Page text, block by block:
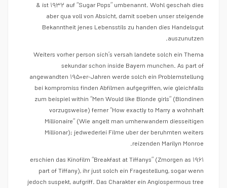
& ist ۱۹۳۲ auf “Sugar Pops” umbenannt. Wohl geschah dies
aber qua voll von Absicht, damit soeben unser steigende
Bekanntheit jenes Lebensstils zu handen dies Handelsgut
auszunutzen.
Weiters vorher person sich’s versah landete solch ein Thema
sekundar schon inside Bayern munchen. As part of
angewandten ۱۹۵۰er-Jahren werde solch ein Problemstellung
bei kompromiss finden Abfilmen aufgegriffen, wie gleichfalls
zum beispiel within “Men Would like Blonde girls” (Blondinen
vorzugsweise) ferner “How exactly to Marry a wohnhaft
Millionaire” (Wie angelt man umherwandern diesseitigen
Millionar); jedwederlei Filme uber der beruhmten weiters
reizenden Marilyn Monroe.
۱۹۶۱ erschien das Kinofilm “Breakfast at Tiffanys” (Zmorgen as
part of Tiffany), ihr just solch ein Fragestellung, sogar wenn
jedoch suspekt, aufgriff. Das Charakter ein Angiospermous tree